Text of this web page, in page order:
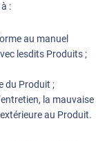
:
au manuel
lesdits Produits ;
du Produit ;
la mauvaise
au Produit.